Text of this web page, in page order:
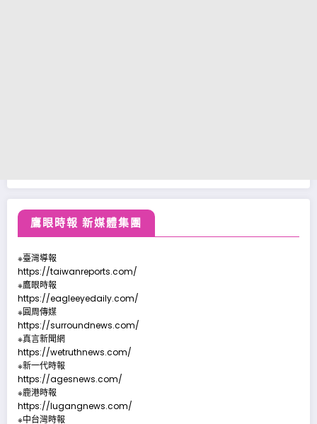
鷹眼時報 新媒體集團
※臺灣導報
https://taiwanreports.com/
※鷹眼時報
https://eagleeyedaily.com/
※圓周傳媒
https://surroundnews.com/
※真言新聞網
https://wetruthnews.com/
※新一代時報
https://agesnews.com/
※鹿港時報
https://lugangnews.com/
※中台灣時報